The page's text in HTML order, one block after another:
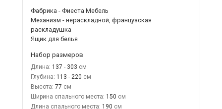
Фабрика - Фиеста Мебель
Механизм - нераскладной, французская
раскладушка
Ящик для белья
Набор размеров
Длина: 137 - 303
Глубина: 113 - 220
Высота: 77
Ширина спального места: 150
Длина спального места: 190